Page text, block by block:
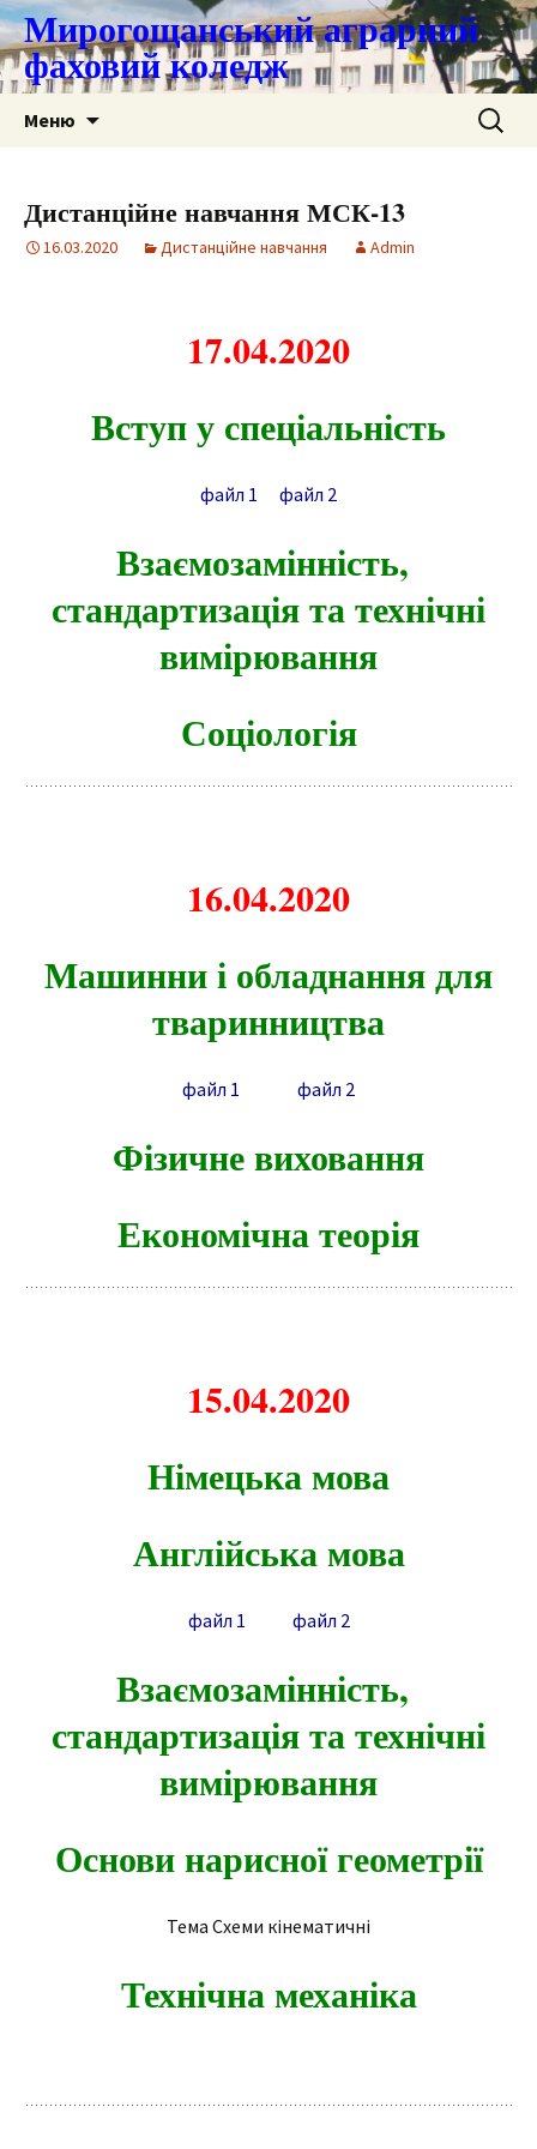
Мирогощанський аграрний
фаховий коледж
Меню Пошук:
Дистанційне навчання МСК-13
16.03.2020 Дистанційне навчання Admin
17.04.2020
Вступ у спеціальність
файл 1 файл 2
Взаємозамінність,
стандартизація та технічні
вимірювання
Соціологія
16.04.2020
Машинни і обладнання для
тваринництва
файл 1 файл 2
Фізичне виховання
Економічна теорія
15.04.2020
Німецька мова
Англійська мова
файл 1 файл 2
Взаємозамінність,
стандартизація та технічні
вимірювання
Основи нарисної геометрії
Тема Схеми кінематичні
Технічна механіка